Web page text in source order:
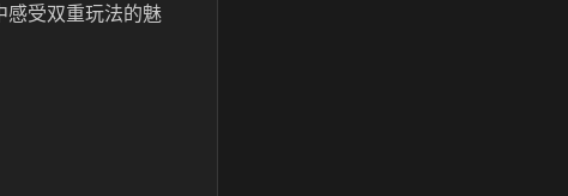
感受双重玩法的魅